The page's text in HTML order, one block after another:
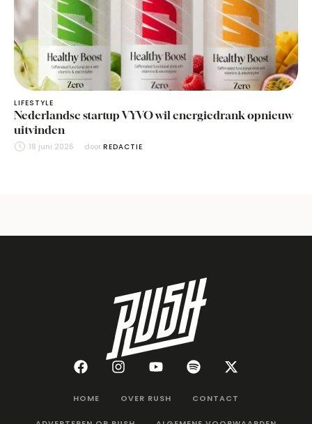
LIFESTYLE
Nederlandse startup VYVO wil energiedrank opnieuw
uitvinden
18 juni 2026 door REDACTIE
HOME OVER RUSH CONTACT